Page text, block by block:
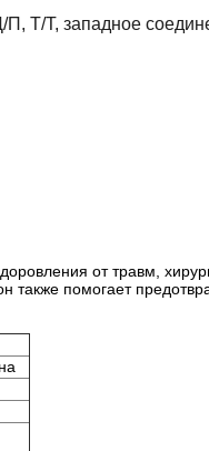
П, Т/Т, западное
от травм,
помогает